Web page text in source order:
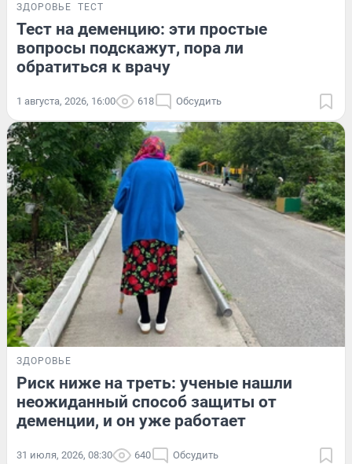
ЗДОРОВЬЕ ТЕСТ
Тест на деменцию: эти простые
вопросы подскажут, пора ли
обратиться к врачу
1 августа, 2026, 16:00 618 Обсудить
ЗДОРОВЬЕ
Риск ниже на треть: ученые нашли
неожиданный способ защиты от
деменции, и он уже работает
31 июля, 2026, 08:30 640 Обсудить